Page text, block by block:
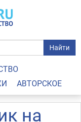
Найти
АВТОРСКОЕ
на